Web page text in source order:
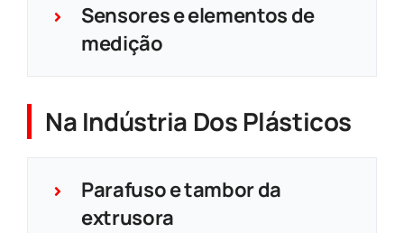
Sensores e elementos de
medição
Na Indústria Dos Plásticos
Parafuso e tambor da
extrusora